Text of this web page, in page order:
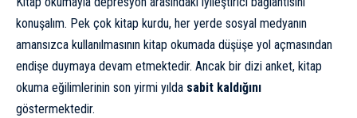
konuşalım. Pek çok kitap kurdu, her yerde sosyal medyanın
amansızca kullanılmasının kitap okumada düşüşe yol açmasından
endişe duymaya devam etmektedir. Ancak bir dizi anket, kitap
okuma eğilimlerinin son yirmi yılda sabit kaldığını
göstermektedir.